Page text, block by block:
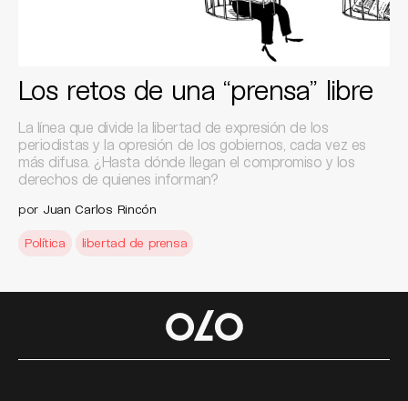
Los retos de una “prensa” libre
La línea que divide la libertad de expresión de los
periodistas y la opresión de los gobiernos, cada vez es
más difusa. ¿Hasta dónde llegan el compromiso y los
derechos de quienes informan?
por Juan Carlos Rincón
Política libertad de prensa